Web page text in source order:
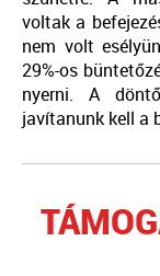
voltak a
nem volt
29%-os
nyerni. A
javítanunk kell a